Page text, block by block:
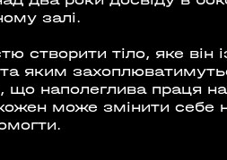
залі.
створити тіло, яке він
яким
що наполеглива праця
може змінити себе